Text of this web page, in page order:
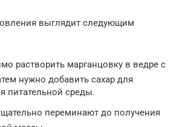
выглядит следующим
растворить марганцовку в ведре с
нужно добавить сахар для
питательной среды.
переминают до получения